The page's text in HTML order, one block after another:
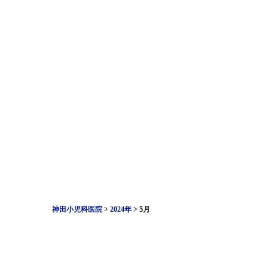
神田小児科医院 > 2024年 > 5月